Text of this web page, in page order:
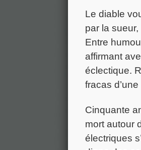
Le diable
par la
Entre
affirmant
éclectique.
fracas
Cinquante
mort autour
électriques